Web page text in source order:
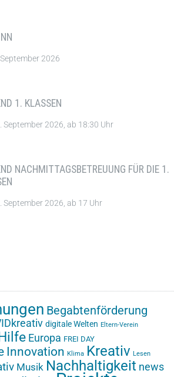
2026
1. KLASSEN
September 2026, ab 18:30 Uhr
NACHMITTAGSBETREUUNG FÜR DIE 1.
September 2026, ab 17 Uhr
Begabtenförderung
digitale Welten Eltern-Verein
Europa FREI DAY
Innovation Klima Kreativ Lesen
Musik Nachhaltigkeit news